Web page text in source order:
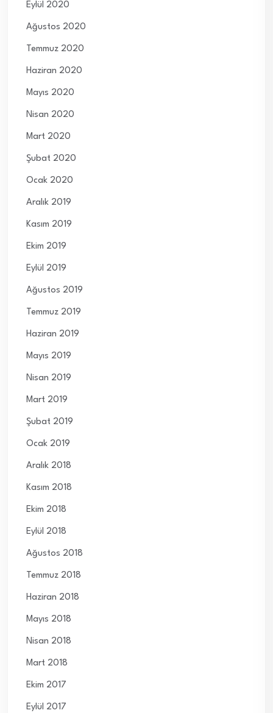
Eylül 2020
Ağustos 2020
Temmuz 2020
Haziran 2020
Mayıs 2020
Nisan 2020
Mart 2020
Şubat 2020
Ocak 2020
Aralık 2019
Kasım 2019
Ekim 2019
Eylül 2019
Ağustos 2019
Temmuz 2019
Haziran 2019
Mayıs 2019
Nisan 2019
Mart 2019
Şubat 2019
Ocak 2019
Aralık 2018
Kasım 2018
Ekim 2018
Eylül 2018
Ağustos 2018
Temmuz 2018
Haziran 2018
Mayıs 2018
Nisan 2018
Mart 2018
Ekim 2017
Eylül 2017